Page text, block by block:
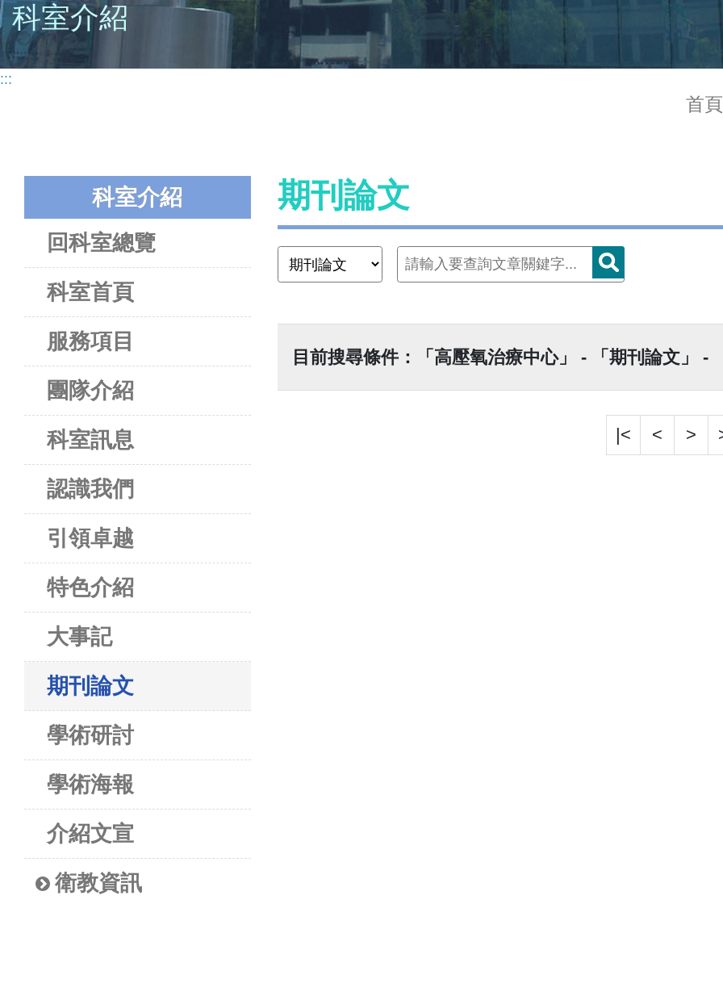
科室介紹
:::
首頁
科室介紹
回科室總覽
科室首頁
服務項目
團隊介紹
科室訊息
認識我們
引領卓越
特色介紹
大事記
期刊論文
學術研討
學術海報
介紹文宣
衛教資訊
期刊論文
目前搜尋條件：「高壓氧治療中心」 - 「期刊論文」 -
|< < >